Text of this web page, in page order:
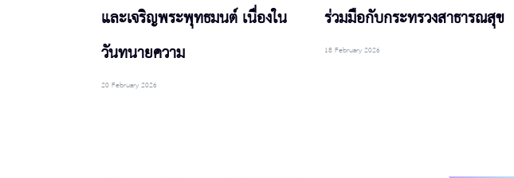
และเจริญพระพุทธมนต์ เนื่องใน
วันทนายความ
20 February 2026
ร่วมมือกับกระทรวงสาธารณสุข
18 February 2026